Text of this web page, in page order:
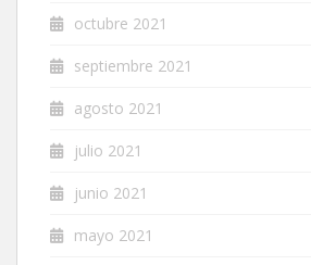
octubre 2021
septiembre 2021
agosto 2021
julio 2021
junio 2021
mayo 2021